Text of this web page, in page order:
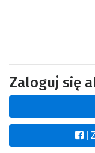
Zaloguj się
|